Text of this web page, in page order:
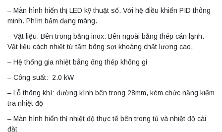
– Màn hình hiển thị LED kỹ thuật số. Với hệ điều khiển PID thông
minh. Phím bấm dạng màng.
– Vật liệu: Bên trong bằng inox. Bên ngoài bằng thép cán lạnh.
Vật liệu cách nhiệt từ tấm bông sợi khoáng chất lượng cao.
– Hệ thống gia nhiệt bằng ống thép không gỉ
– Công suất: 2.0 kW
– Lỗ thông khí: đường kính bên trong 28mm, kèm chức năng kiểm
tra nhiệt độ
– Màn hình hiển thị nhiệt độ thực tế bên trong tủ và nhiệt độ cài
đặt